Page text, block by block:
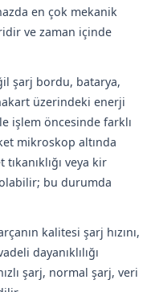
en çok mekanik
ve zaman içinde
şarj bordu, batarya,
üzerindeki enerji
işlem öncesinde farklı
mikroskop altında
veya kir
bu durumda
kalitesi şarj hızını,
dayanıklılığı
şarj, normal şarj, veri